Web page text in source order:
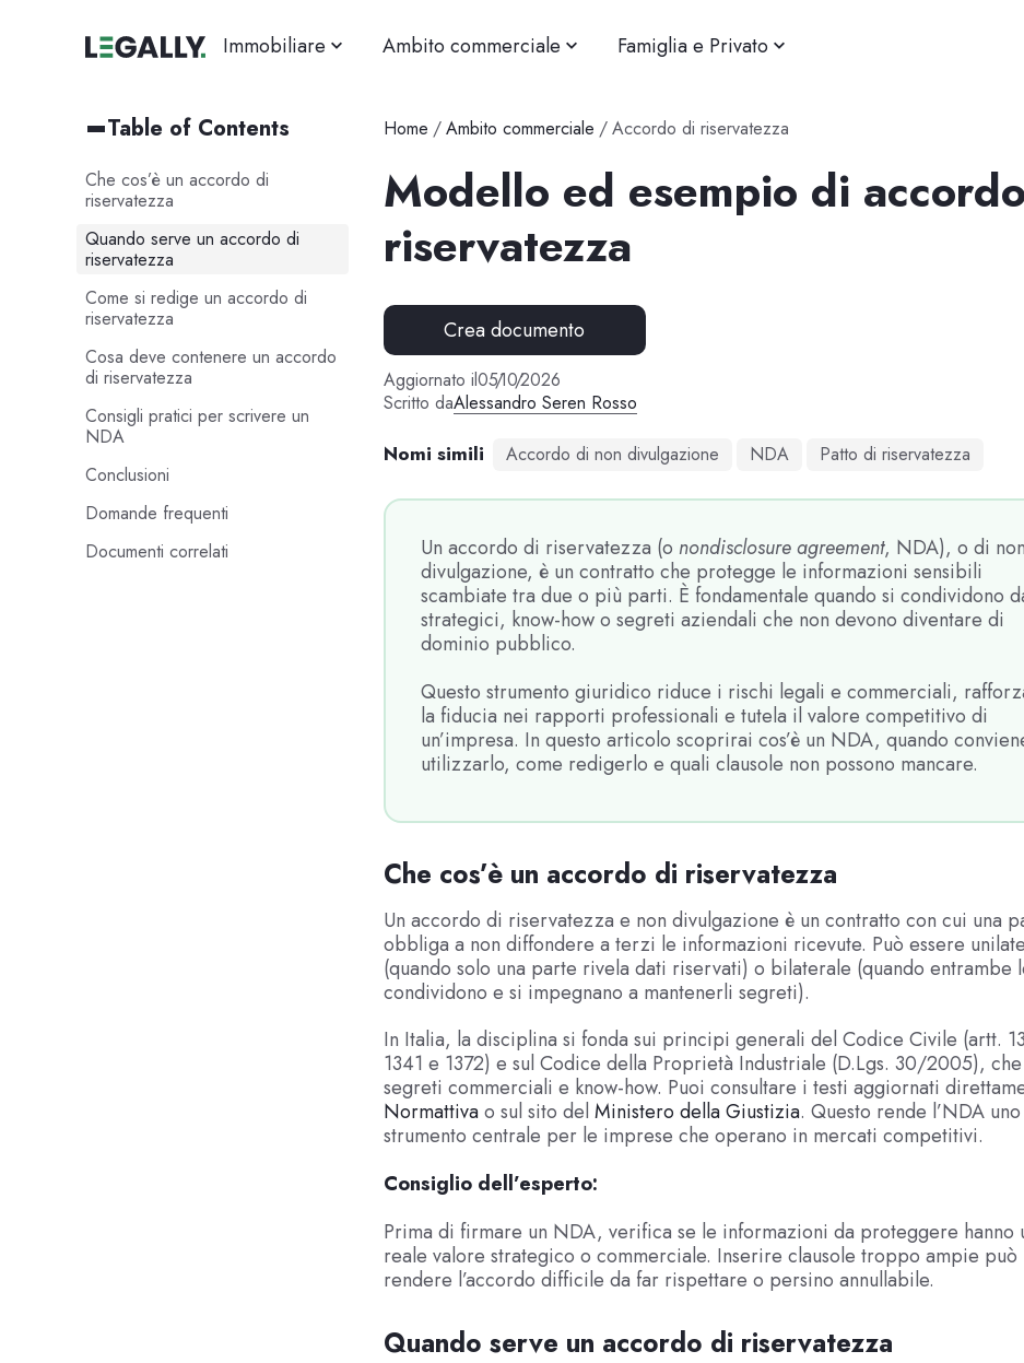
Immobiliare Ambito commerciale Famiglia e Privato
Home /Ambito commerciale /Accordo di riservatezza
Modello ed esempio di
riservatezza
Crea documento
Aggiornato il05/10/2026
Scritto daAlessandro Seren Rosso
Nomi simili Accordo di non divulgazione NDA Patto di riservatezza
Un accordo di riservatezza (o nondisclosure agreement, NDA), o di non
divulgazione, è un contratto che protegge le informazioni sensibili
scambiate tra due o più parti. È fondamentale quando si condividono
strategici, know-how o segreti aziendali che non devono diventare di
dominio pubblico.
Questo strumento giuridico riduce i rischi legali e commerciali,
la fiducia nei rapporti professionali e tutela il valore competitivo di
un’impresa. In questo articolo scoprirai cos’è un NDA, quando
utilizzarlo, come redigerlo e quali clausole non possono mancare.
Table of Contents
Che cos’è un accordo di
riservatezza
Quando serve un accordo di
riservatezza
Come si redige un accordo di
riservatezza
Cosa deve contenere un accordo
di riservatezza
Consigli pratici per scrivere un
NDA
Conclusioni
Domande frequenti
Documenti correlati
Che cos’è un accordo di riservatezza
Un accordo di riservatezza e non divulgazione è un contratto con cui una
obbliga a non diffondere a terzi le informazioni ricevute. Può essere
(quando solo una parte rivela dati riservati) o bilaterale (quando entrambe
condividono e si impegnano a mantenerli segreti).
In Italia, la disciplina si fonda sui principi generali del Codice Civile (artt.
1341 e 1372) e sul Codice della Proprietà Industriale (D.Lgs. 30/2005),
segreti commerciali e know-how. Puoi consultare i testi aggiornati
Normattivao sul sito del Ministero della Giustizia. Questo rende l’NDA uno
strumento centrale per le imprese che operano in mercati competitivi.
Consiglio dell’esperto:
Prima di firmare un NDA, verifica se le informazioni da proteggere hanno
reale valore strategico o commerciale. Inserire clausole troppo ampie può
rendere l’accordo difficile da far rispettare o persino annullabile.
Quando serve un accordo di riservatezza